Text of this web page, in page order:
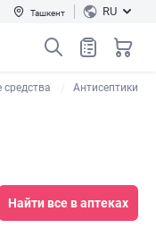
Ташкент RU
Антисептики
Найти все в аптеках